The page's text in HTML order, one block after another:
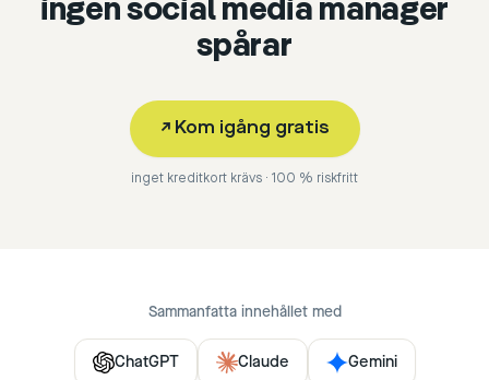
ingen social media manager
spårar
↗ Kom igång gratis
inget kreditkort krävs · 100 % riskfritt
Sammanfatta innehållet med
ChatGPT Claude Gemini